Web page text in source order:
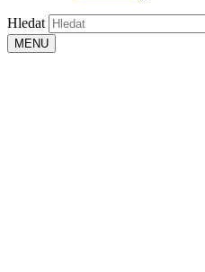
Hledat
MENU